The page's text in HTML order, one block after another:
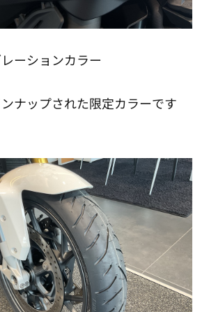
ーションカラー
ナップされた限定カラーです